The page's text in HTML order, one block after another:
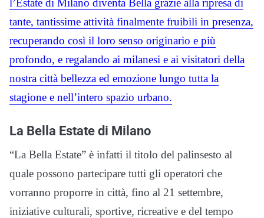
l’Estate di Milano diventa Bella grazie alla ripresa di
tante, tantissime attività finalmente fruibili in presenza,
recuperando così il loro senso originario e più
profondo, e regalando ai milanesi e ai visitatori della
nostra città bellezza ed emozione lungo tutta la
stagione e nell’intero spazio urbano.
La Bella Estate di Milano
“La Bella Estate” è infatti il titolo del palinsesto al
quale possono partecipare tutti gli operatori che
vorranno proporre in città, fino al 21 settembre,
iniziative culturali, sportive, ricreative e del tempo